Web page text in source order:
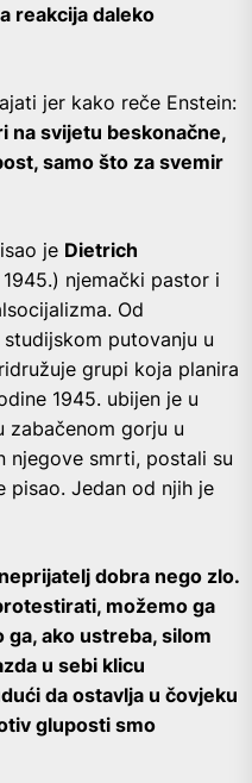
reakcija daleko
jer kako reče Enstein:
na svijetu beskonačne,
samo što za svemir
je Dietrich
1945.) njemački pastor i
Od
studijskom putovanju u
grupi koja planira
1945. ubijen je u
zabačenom gorju u
njegove smrti, postali su
pisao. Jedan od njih je
dobra nego zlo.
možemo ga
ako ustreba, silom
u sebi klicu
da ostavlja u čovjeku
gluposti smo